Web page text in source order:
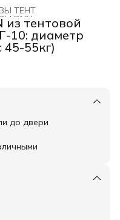
ТЕНТ
DNN ›
›
из тентовой
10: диаметр
45-55кг)
до двери